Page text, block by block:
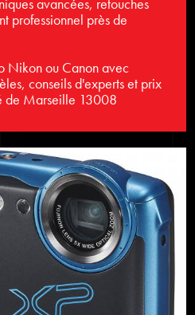
avancées, retouches
professionnel près de
Nikon ou Canon avec
conseils d'experts et prix
de Marseille 13008